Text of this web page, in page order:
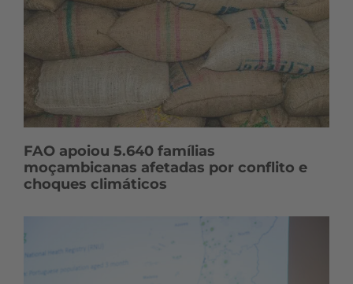
FAO apoiou 5.640 famílias
moçambicanas afetadas por conflito e
choques climáticos